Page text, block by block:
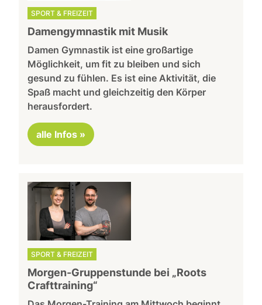
SPORT & FREIZEIT
Damengymnastik mit Musik
Damen Gymnastik ist eine großartige
Möglichkeit, um fit zu bleiben und sich
gesund zu fühlen. Es ist eine Aktivität, die
Spaß macht und gleichzeitig den Körper
herausfordert.
alle Infos »
SPORT & FREIZEIT
Morgen-Gruppenstunde bei „Roots
Crafttraining“